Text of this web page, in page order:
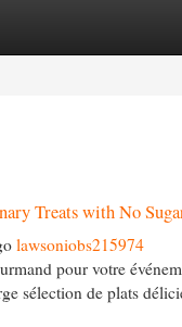
Listings
Treats with No
lawsoniobs215974
pour votre
sélection de plats